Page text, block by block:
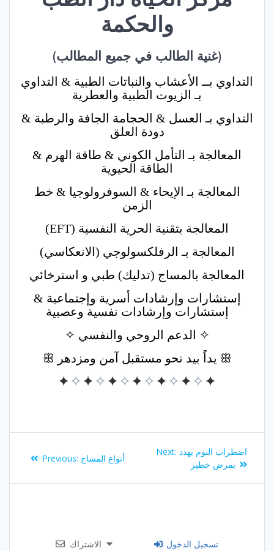
والحكمة
(غنية الطالب في جميع المطالب)
التداوي بــ الأعشاب والنباتات الطبية & التداوي
بـ الزيوت الطبية والعطرية
التداوي بـ العسل & الحجامة الجافة والرطبة &
دودة العلق
المعالجة بـ التأمل الكوني & طاقة الهرم &
الطاقة الحيوية
المعالجة بـ الإيحاء & السوفرولوجيا & خط
الزمن
المعالجة بتقنية الحرية النفسية (EFT)
المعالجة بـ الرفلكسولوجي (الانعكاسي)
المعالجة بالمساج (تدليك) طبي و استرخائي
إستشارات وإرشادات أسرية وإجتماعية &
إستشارات وإرشادات نفسية وعصبية
✧ الدعم الروحي والنفسي ✧
ꕥ يداً بيد نحو مستقبل آمن ومزدهر ꕥ
✦
✧
✦
✧
✦
✧
✦
✧
✦
✧
✦
✧
✦
navigation
Previous: Previous
أنواع المساج
Next: Next
post:
اضطراب النوم يهدد
بمرض خطير
الاشتراك تسجيل الدخول